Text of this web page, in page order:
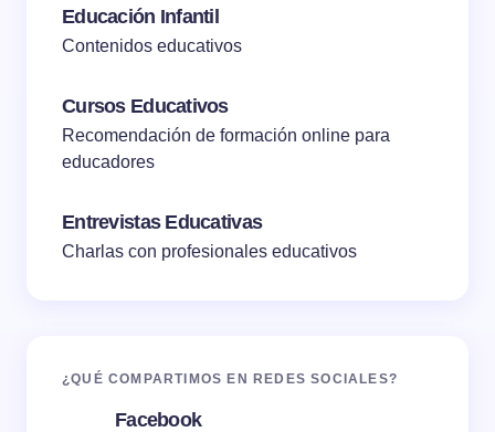
Educación Infantil
Contenidos educativos
Cursos Educativos
Recomendación de formación online para
educadores
Entrevistas Educativas
Charlas con profesionales educativos
¿QUÉ COMPARTIMOS EN REDES SOCIALES?
Facebook